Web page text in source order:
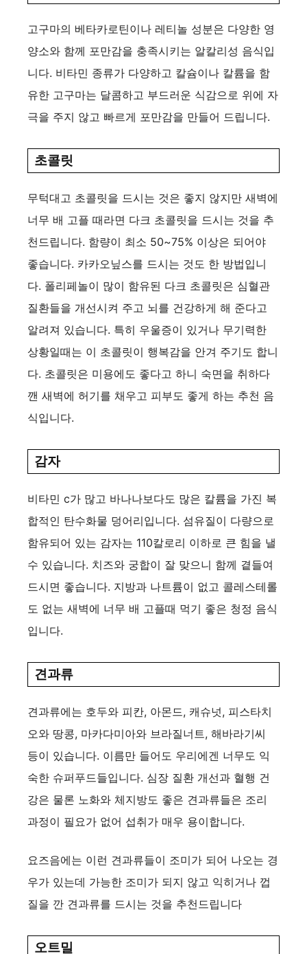
고구마의 베타카로틴이나 레티놀 성분은 다양한 영
양소와 함께 포만감을 충족시키는 알칼리성 음식입
니다. 비타민 종류가 다양하고 칼슘이나 칼륨을 함
유한 고구마는 달콤하고 부드러운 식감으로 위에 자
극을 주지 않고 빠르게 포만감을 만들어 드립니다.
초콜릿
무턱대고 초콜릿을 드시는 것은 좋지 않지만 새벽에
너무 배 고플 때라면 다크 초콜릿을 드시는 것을 추
천드립니다. 함량이 최소 50~75% 이상은 되어야
좋습니다. 카카오닢스를 드시는 것도 한 방법입니
다. 폴리페놀이 많이 함유된 다크 초콜릿은 심혈관
질환들을 개선시켜 주고 뇌를 건강하게 해 준다고
알려져 있습니다. 특히 우울증이 있거나 무기력한
상황일때는 이 초콜릿이 행복감을 안겨 주기도 합니
다. 초콜릿은 미용에도 좋다고 하니 숙면을 취하다
깬 새벽에 허기를 채우고 피부도 좋게 하는 추천 음
식입니다.
감자
비타민 c가 많고 바나나보다도 많은 칼륨을 가진 복
합적인 탄수화물 덩어리입니다. 섬유질이 다량으로
함유되어 있는 감자는 110칼로리 이하로 큰 힘을 낼
수 있습니다. 치즈와 궁합이 잘 맞으니 함께 곁들여
드시면 좋습니다. 지방과 나트륨이 없고 콜레스테롤
도 없는 새벽에 너무 배 고플때 먹기 좋은 청정 음식
입니다.
견과류
견과류에는 호두와 피칸, 아몬드, 캐슈넛, 피스타치
오와 땅콩, 마카다미아와 브라질너트, 해바라기씨
등이 있습니다. 이름만 들어도 우리에겐 너무도 익
숙한 슈퍼푸드들입니다. 심장 질환 개선과 혈행 건
강은 물론 노화와 체지방도 좋은 견과류들은 조리
과정이 필요가 없어 섭취가 매우 용이합니다.
요즈음에는 이런 견과류들이 조미가 되어 나오는 경
우가 있는데 가능한 조미가 되지 않고 익히거나 껍
질을 깐 견과류를 드시는 것을 추천드립니다
오트밀